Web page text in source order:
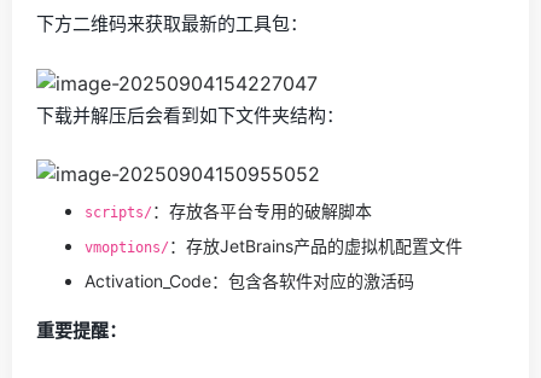
下方二维码来获取最新的工具包：
下载并解压后会看到如下文件夹结构：
scripts/ ：存放各平台专用的破解脚本
vmoptions/ ：存放JetBrains产品的虚拟机配置文件
Activation_Code：包含各软件对应的激活码
重要提醒：